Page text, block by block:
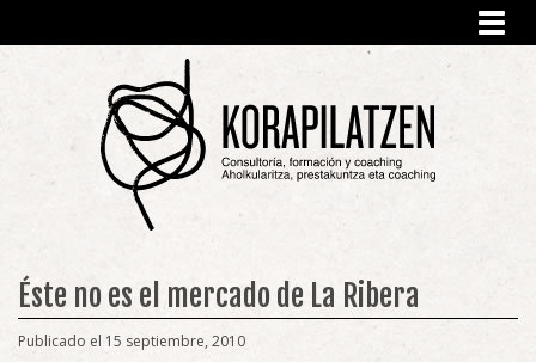
Éste no es el mercado de La Ribera
Publicado el 15 septiembre, 2010